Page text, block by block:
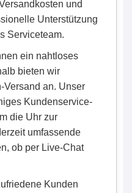
und
Unterstützung
Serviceteam.
ein nahtloses
bieten wir
Versand an. Unser
Kundenservice-
die Uhr zur
umfassende
ob per Live-Chat
Kunden